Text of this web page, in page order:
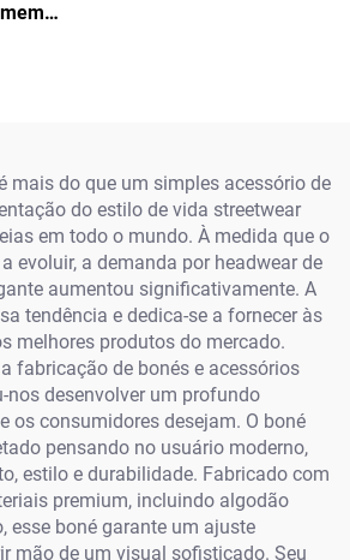
mais do que um simples acessório de
do estilo de vida streetwear
em todo o mundo. À medida que o
evoluir, a demanda por headwear de
aumentou significativamente. A
tendência e dedica-se a fornecer às
melhores produtos do mercado.
fabricação de bonés e acessórios
nos desenvolver um profundo
os consumidores desejam. O boné
pensando no usuário moderno,
estilo e durabilidade. Fabricado com
premium, incluindo algodão
esse boné garante um ajuste
mão de um visual sofisticado. Seu